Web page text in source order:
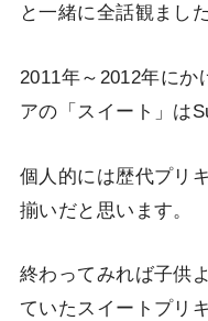
と一緒に全話観ました
2011年～2012年にか
アの「スイート」は
個人的には歴代プリ
揃いだと思います。
終わってみれば子供
ていたスイートプリ